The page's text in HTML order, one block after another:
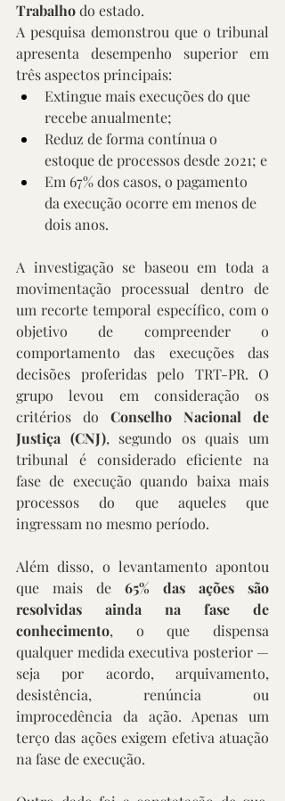
Trabalho do estado.
A pesquisa demonstrou que o tribunal
apresenta desempenho superior em
três aspectos principais:
Extingue mais execuções do que
recebe anualmente;
Reduz de forma contínua o
estoque de processos desde 2021; e
Em 67% dos casos, o pagamento
da execução ocorre em menos de
dois anos.
A investigação se baseou em toda a
movimentação processual dentro de
um recorte temporal específico, com o
objetivo de compreender o
comportamento das execuções das
decisões proferidas pelo TRT-PR. O
grupo levou em consideração os
critérios do Conselho Nacional de
Justiça (CNJ), segundo os quais um
tribunal é considerado eficiente na
fase de execução quando baixa mais
processos do que aqueles que
ingressam no mesmo período.
Além disso, o levantamento apontou
que mais de 65% das ações são
resolvidas ainda na fase de
conhecimento, o que dispensa
qualquer medida executiva posterior —
seja por acordo, arquivamento,
desistência, renúncia ou
improcedência da ação. Apenas um
terço das ações exigem efetiva atuação
na fase de execução.